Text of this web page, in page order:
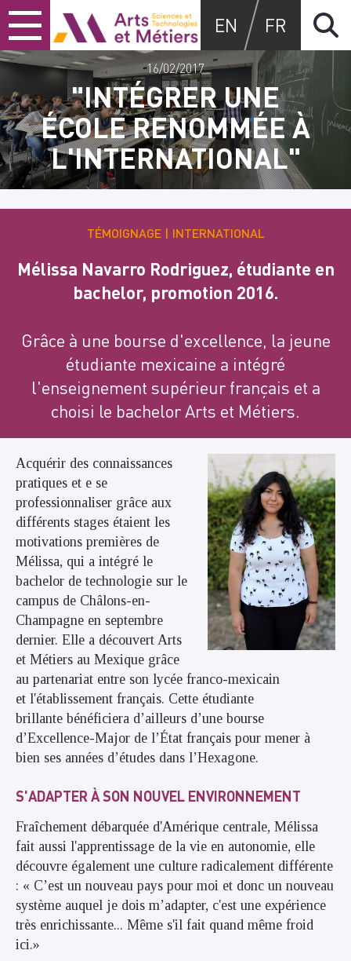
Skip
to
content
Skip
to
main
menu
Skip
to
search
Arts et métiers
EN FR
"INTÉGRER UNE
ÉCOLE RENOMMÉE À
L'INTERNATIONAL"
16/02/2017
TÉMOIGNAGE INTERNATIONAL
Mélissa Navarro Rodriguez, étudiante en
bachelor, promotion 2016.
Grâce à une bourse d'excellence, la jeune
étudiante mexicaine a intégré
l'enseignement supérieur français et a
choisi le bachelor Arts et Métiers.
Acquérir des connaissances
pratiques et e se
professionnaliser grâce aux
différents stages étaient les
motivations premières de
Mélissa, qui a intégré le
bachelor de technologie sur le
campus de Châlons-en-
Champagne en septembre
dernier. Elle a découvert Arts
et Métiers au Mexique grâce
au partenariat entre son lycée franco-mexicain
et l'établissement français. Cette étudiante
brillante bénéficiera d’ailleurs d’une bourse
d’Excellence-Major de l’État français pour mener à
bien ses années d’études dans l’Hexagone.
S'ADAPTER À SON NOUVEL ENVIRONNEMENT
Fraîchement débarquée d'Amérique centrale, Mélissa
fait aussi l'apprentissage de la vie en autonomie, elle
découvre également une culture radicalement différente
: « C’est un nouveau pays pour moi et donc un nouveau
système auquel je dois m’adapter, c'est une expérience
très enrichissante... Même s'il fait quand même froid
ici.»